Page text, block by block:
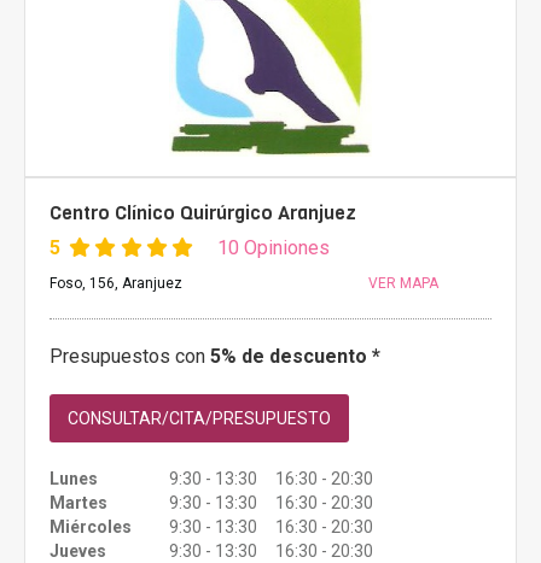
Centro Clínico Quirúrgico Aranjuez
5 10 Opiniones
Foso, 156, Aranjuez VER MAPA
Presupuestos con 5% de descuento *
CONSULTAR/CITA/PRESUPUESTO
Lunes
9:30 - 13:30 16:30 - 20:30
Martes
9:30 - 13:30 16:30 - 20:30
Miércoles
9:30 - 13:30 16:30 - 20:30
Jueves
9:30 - 13:30 16:30 - 20:30